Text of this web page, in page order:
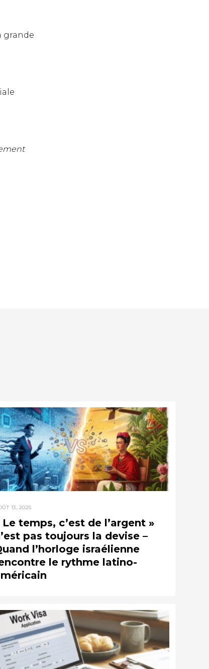
grande
13, 2025
Le temps, c’est de l’argent »
pas toujours la devise –
l’horloge israélienne
le rythme latino-